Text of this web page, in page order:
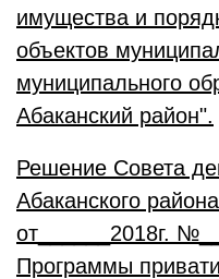
имущества и
объектов
муниципального
Абаканский район".
Решение Совета
Абаканского
от______2018г.
Программы